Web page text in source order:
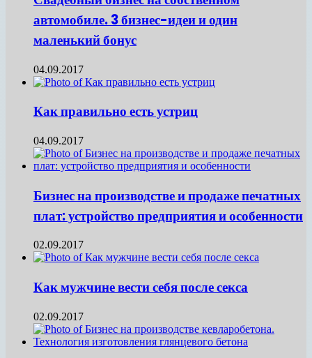
автомобиле. 3 бизнес-идеи и один
маленький бонус
04.09.2017
Как правильно есть устриц
04.09.2017
Бизнес на производстве и продаже печатных
плат: устройство предприятия и особенности
02.09.2017
Как мужчине вести себя после секса
02.09.2017